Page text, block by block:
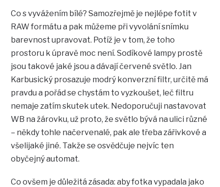
Co s vyvážením bílé? Samozřejmě je nejlépe fotit v
RAW formátu a pak můžeme při vyvolání snímku
barevnost upravovat. Potíž je v tom, že toho
prostoru k úpravě moc není. Sodíkové lampy prostě
jsou takové jaké jsou a dávají červené světlo. Jan
Karbusický prosazuje modrý konverzní filtr, určitě má
pravdu a pořád se chystám to vyzkoušet, leč filtru
nemaje zatím skutek utek. Nedoporučuji nastavovat
WB na žárovku, už proto, že světlo bývá na ulici různé
– někdy tohle načervenalé, pak ale třeba zářivkové a
všelijaké jiné. Takže se osvědčuje nejvíc ten
obyčejný automat.
Co ovšem je důležitá zásada: aby fotka vypadala jako